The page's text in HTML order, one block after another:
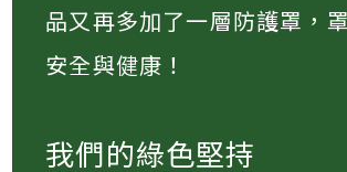
品又再多加了一層防護罩，
安全與健康！
我們的綠色堅持